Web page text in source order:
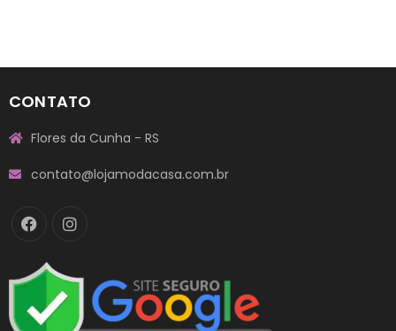
CONTATO
Flores da Cunha - RS
contato@lojamodacasa.com.br